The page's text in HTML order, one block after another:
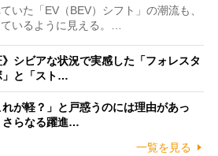
いた「EV（BEV）シフト」の潮流も、
いるように見える。…
》シビアな状況で実感した「フォレスタ
と「スト…
が軽？」と戸惑うのには理由があっ
らなる躍進…
一覧を見る